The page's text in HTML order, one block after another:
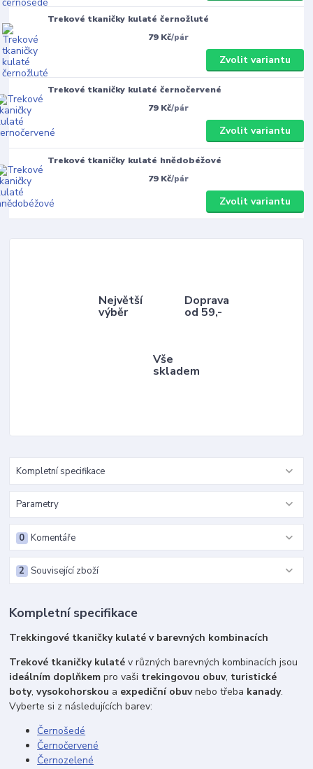
Trekové tkaničky kulaté černožluté
79 Kč/pár
Zvolit variantu
Trekové tkaničky kulaté černočervené
79 Kč/pár
Zvolit variantu
Trekové tkaničky kulaté hnědobéžové
79 Kč/pár
Zvolit variantu
Největší
výběr
Doprava
od 59,-
Vše
skladem
Kompletní specifikace
Parametry
Komentáře
0
Související zboží
2
Kompletní specifikace
Trekkingové tkaničky kulaté v barevných kombinacích
Trekové tkaničky kulaté v různých barevných kombinacích jsou
ideálním doplňkem pro vaši trekingovou obuv, turistické
boty,vysokohorskou a expediční obuvnebo třeba kanady.
Vyberte si z následujících barev:
Černošedé
Černočervené
Černozelené